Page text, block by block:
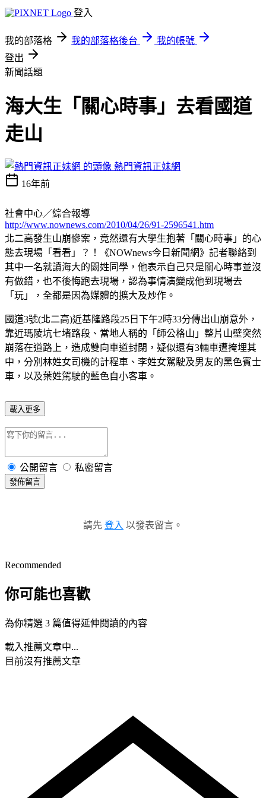
登入
我的部落格 我的部落格後台
我的帳號
登出
新聞話題
海大生「關心時事」去看國道
走山
熱門資訊正妹網
16年前
社會中心／綜合報導
http://www.nownews.com/2010/04/26/91-2596541.htm
北二高發生山崩慘案，竟然還有大學生抱著「關心時事」的心
態去現場「看看」？！《NOWnews今日新聞網》記者聯絡到
其中一名就讀海大的闕姓同學，他表示自己只是關心時事並沒
有做錯，也不後悔跑去現場，認為事情演變成他到現場去
「玩」，全都是因為媒體的擴大及炒作。
國道3號(北二高)近基隆路段25日下午2時33分傳出山崩意外，
靠近瑪陵坑七堵路段、當地人稱的「師公格山」整片山壁突然
崩落在道路上，造成雙向車道封閉，疑似還有3輛車遭掩埋其
中，分別林姓女司機的計程車、李姓女駕駛及男友的黑色賓士
車，以及葉姓駕駛的藍色自小客車。
載入更多
公開留言 私密留言
發佈留言
請先 登入 以發表留言。
Recommended
你可能也喜歡
為你精選 3 篇值得延伸閱讀的內容
載入推薦文章中...
目前沒有推薦文章